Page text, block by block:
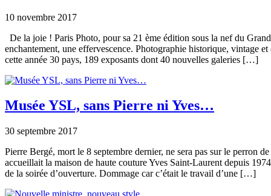
10 novembre 2017
De la joie ! Paris Photo, pour sa 21 ème édition sous la nef du
enchantement, une effervescence. Photographie historique, vintage
cette année 30 pays, 189 exposants dont 40 nouvelles galeries […]
Musée YSL, sans Pierre ni Yves…
30 septembre 2017
Pierre Bergé, mort le 8 septembre dernier, ne sera pas sur le perron
accueillait la maison de haute couture Yves Saint-Laurent depuis
de la soirée d’ouverture. Dommage car c’était le travail d’une […]